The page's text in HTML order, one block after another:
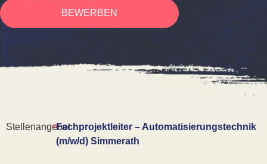
BEWERBEN
StellenangebotFachprojektleiter – Automatisierungstechnik
(m/w/d) Simmerath